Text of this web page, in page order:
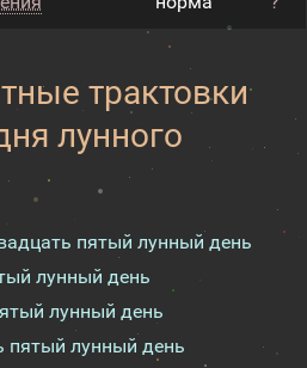
трактовки
лунного
пятый лунный день
лунный день
лунный день
пятый лунный день